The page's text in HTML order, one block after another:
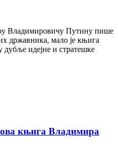
Владимировичу Путину пише
државника, мало је књига
дубље идејне и стратешке
књига Владимира